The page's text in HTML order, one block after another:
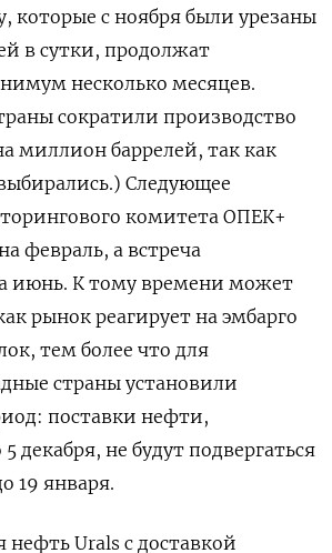
которые с ноября были урезаны
в сутки, продолжат
несколько месяцев.
сократили производство
миллион баррелей, так как
Следующее
комитета ОПЕК+
февраль, а встреча
июнь. К тому времени может
рынок реагирует на эмбарго
тем более что для
страны установили
поставки нефти,
декабря, не будут подвергаться
19 января.
нефть Urals с доставкой